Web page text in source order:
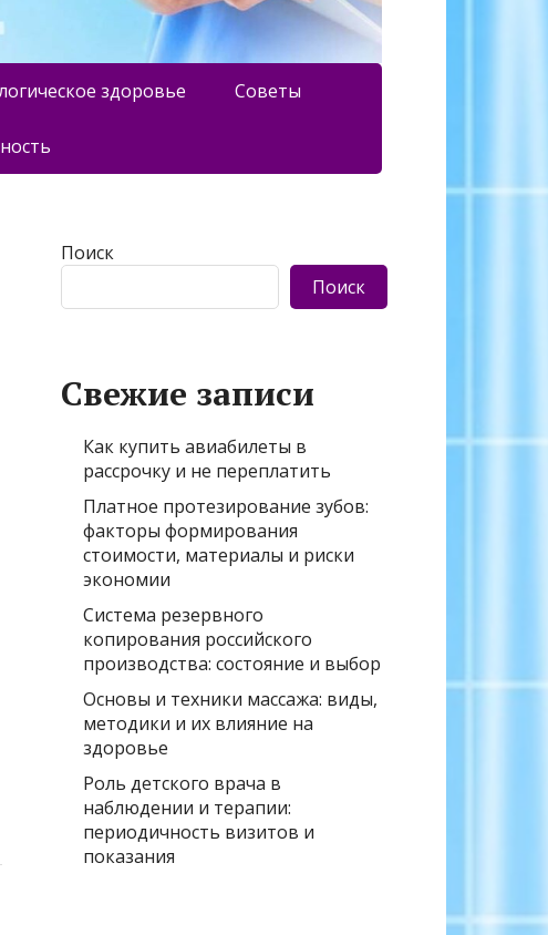
здоровье Советы
Поиск
Поиск
Свежие записи
Как купить авиабилеты в
рассрочку и не переплатить
Платное протезирование зубов:
факторы формирования
стоимости, материалы и риски
экономии
Система резервного
копирования российского
производства: состояние и выбор
Основы и техники массажа: виды,
методики и их влияние на
здоровье
Роль детского врача в
наблюдении и терапии:
периодичность визитов и
показания